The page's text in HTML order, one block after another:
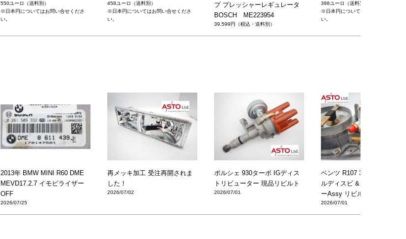
550ユーロ（送料別）
※日本円についてはお問い合せくださ
い。
458ユーロ（送料別）
※日本円についてはお問い合せくださ
い。
プ プレッシャーレギュレータ
BOSCH ME223954
39,599円（税込・送料別）
398ユーロ（送料別）
※日本円についてはお問い合せくださ
い。
2013年 BMW MINI R60 DME
MEVD17.2.7 イモビライザー
OFF
2026/07/25
再メッキ加工 受注再開されま
した！
2026/07/02
ポルシェ 930ターボ IGディス
トリビューター 現品リビルト
2026/07/01
ベンツ R107 380SL フューエ
ルディスビ & エアフロセンサ
ーAssy リビルト品
2026/07/01